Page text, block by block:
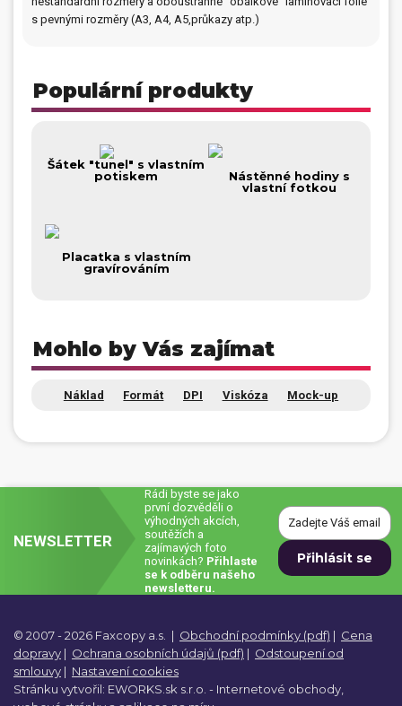
Kontakty
Můj profil
s pevnými rozměry (A3, A4, A5,průkazy atp.)
Populární produkty
Šátek "tunel" s vlastním
potiskem
Nástěnné hodiny s
vlastní fotkou
Placatka s vlastním
gravírováním
Mohlo by Vás zajímat
Náklad Formát DPI Viskóza Mock-up
NEWSLETTER
Rádi byste se jako
první dozvěděli o
výhodných akcích,
soutěžích a
zajímavých foto
novinkách? Přihlaste
se k odběru našeho
newsletteru.
© 2007 - 2026 Faxcopy a.s. | Obchodní podmínky (pdf) | Cena
dopravy | Ochrana osobních údajů (pdf) | Odstoupení od
smlouvy | Nastavení cookies
Stránku vytvořil: EWORKS.sk s.r.o. - Internetové obchody,